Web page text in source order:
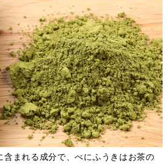
含まれる成分で、べにふうきはお茶の